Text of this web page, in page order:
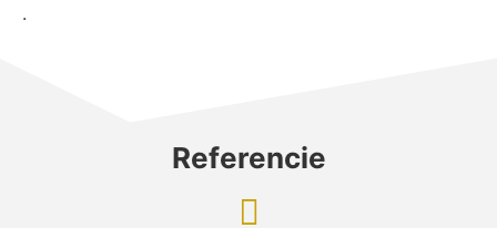
.
Referencie